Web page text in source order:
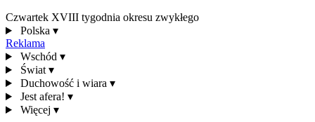
Czwartek XVIII tygodnia okresu zwykłego
Polska ▾
Reklama
Wschód ▾
Świat ▾
Duchowość i wiara ▾
Jest afera! ▾
Więcej ▾